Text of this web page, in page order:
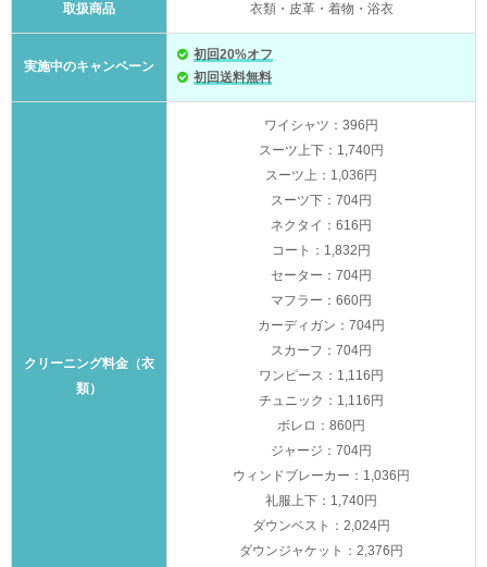
取扱商品 衣類・皮革・着物・浴衣
実施中のキャンペーン
初回20%オフ
初回送料無料
クリーニング料金（衣
類）
ワイシャツ：396円
スーツ上下：1,740円
スーツ上：1,036円
スーツ下：704円
ネクタイ：616円
コート：1,832円
セーター：704円
マフラー：660円
カーディガン：704円
スカーフ：704円
ワンピース：1,116円
チュニック：1,116円
ボレロ：860円
ジャージ：704円
ウィンドブレーカー：1,036円
礼服上下：1,740円
ダウンベスト：2,024円
ダウンジャケット：2,376円